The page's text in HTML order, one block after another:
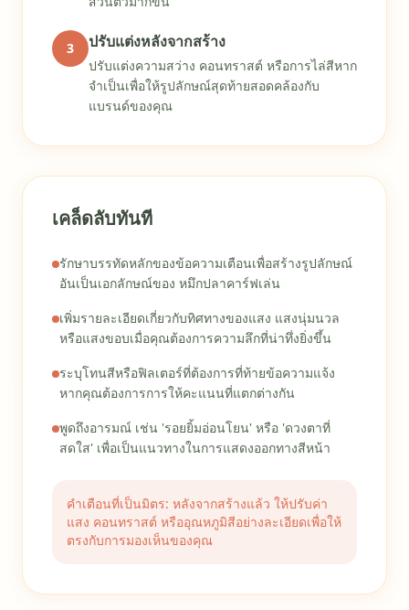
3 ปรับแต่งหลังจากสร้าง
ปรับแต่งความสว่าง คอนทราสต์ หรือการไล่สีหาก
จำเป็นเพื่อให้รูปลักษณ์สุดท้ายสอดคล้องกับ
แบรนด์ของคุณ
เคล็ดลับทันที
รักษาบรรทัดหลักของข้อความเตือนเพื่อสร้างรูปลักษณ์
อันเป็นเอกลักษณ์ของ หมึกปลาคาร์ฟเล่น
เพิ่มรายละเอียดเกี่ยวกับทิศทางของแสง แสงนุ่มนวล
หรือแสงขอบเมื่อคุณต้องการความลึกที่น่าทึ่งยิ่งขึ้น
ระบุโทนสีหรือฟิลเตอร์ที่ต้องการที่ท้ายข้อความแจ้ง
หากคุณต้องการการให้คะแนนที่แตกต่างกัน
พูดถึงอารมณ์ เช่น 'รอยยิ้มอ่อนโยน' หรือ 'ดวงตาที่
สดใส' เพื่อเป็นแนวทางในการแสดงออกทางสีหน้า
คำเตือนที่เป็นมิตร: หลังจากสร้างแล้ว ให้ปรับค่า
แสง คอนทราสต์ หรืออุณหภูมิสีอย่างละเอียดเพื่อให้
ตรงกับการมองเห็นของคุณ